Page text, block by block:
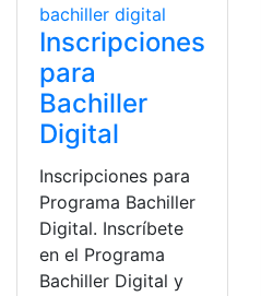
Inscripciones
para
Bachiller
Digital
Inscripciones para
Programa Bachiller
Digital. Inscríbete
en el Programa
Bachiller Digital y